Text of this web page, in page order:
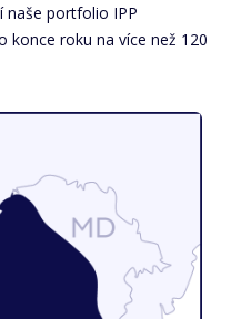
naše portfolio IPP
konce roku na více než 120